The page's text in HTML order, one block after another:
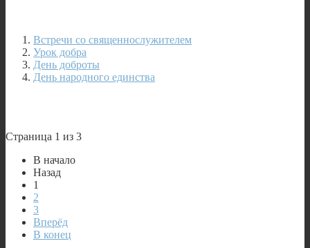
Встречи со священнослужителем
Урок добра
День доброты
День народного единства
Страница 1 из 3
В начало
Назад
1
2
3
Вперёд
В конец